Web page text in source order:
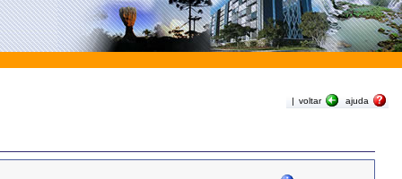
| voltar ajuda